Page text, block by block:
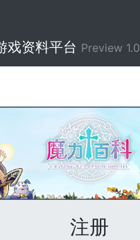
戏资料平台 Preview 1.0
注册